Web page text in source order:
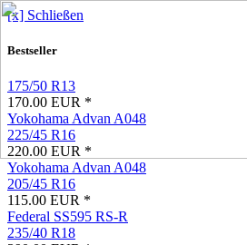
[x] Schließen
Bestseller
175/50 R13
170.00 EUR *
Yokohama Advan A048
225/45 R16
220.00 EUR *
Yokohama Advan A048
205/45 R16
115.00 EUR *
Federal SS595 RS-R
235/40 R18